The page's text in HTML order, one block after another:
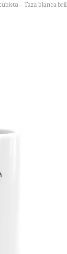
– Taza blanca